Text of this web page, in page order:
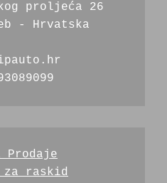
proljeća 26
- Hrvatska
za raskid